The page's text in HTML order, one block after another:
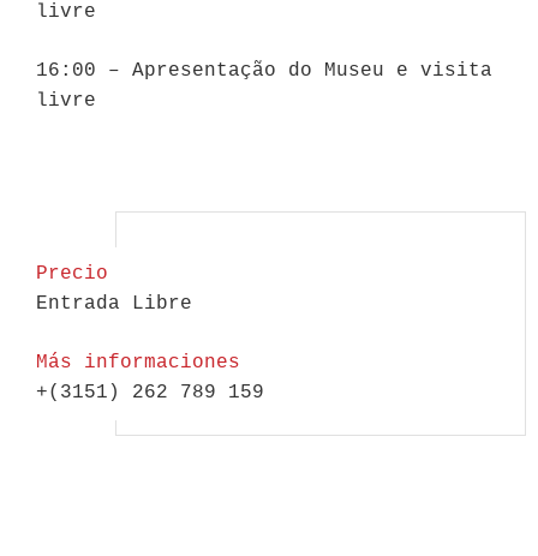
livre
16:00 – Apresentação do Museu e visita
livre
Precio
Entrada Libre
Más informaciones
+(3151) 262 789 159